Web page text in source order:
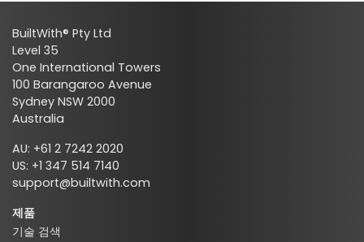
BuiltWith® Pty Ltd
Level 35
One International Towers
100 Barangaroo Avenue
Sydney NSW 2000
Australia
AU: +61 2 7242 2020
US: +1 347 514 7140
support@builtwith.com
제품
기술 검색